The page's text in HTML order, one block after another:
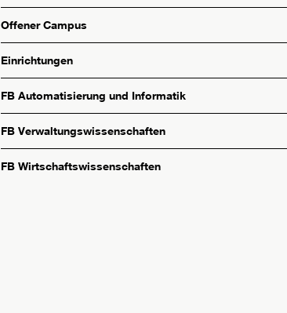
Offener Campus
Einrichtungen
FB Automatisierung und Informatik
FB Verwaltungswissenschaften
FB Wirtschaftswissenschaften